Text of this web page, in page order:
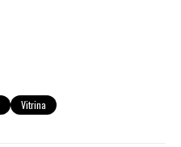
Vitrina